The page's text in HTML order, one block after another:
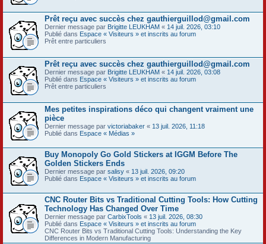
Prêt reçu avec succès chez gauthierguillod@gmail.com
Dernier message par Brigitte LEUKHAM « 14 juil. 2026, 03:10
Publié dans Espace « Visiteurs » et inscrits au forum
Prêt entre particuliers
Prêt reçu avec succès chez gauthierguillod@gmail.com
Dernier message par Brigitte LEUKHAM « 14 juil. 2026, 03:08
Publié dans Espace « Visiteurs » et inscrits au forum
Prêt entre particuliers
Mes petites inspirations déco qui changent vraiment une
pièce
Dernier message par victoriabaker « 13 juil. 2026, 11:18
Publié dans Espace « Médias »
Buy Monopoly Go Gold Stickers at IGGM Before The
Golden Stickers Ends
Dernier message par salisy « 13 juil. 2026, 09:20
Publié dans Espace « Visiteurs » et inscrits au forum
CNC Router Bits vs Traditional Cutting Tools: How Cutting
Technology Has Changed Over Time
Dernier message par CarbixTools « 13 juil. 2026, 08:30
Publié dans Espace « Visiteurs » et inscrits au forum
CNC Router Bits vs Traditional Cutting Tools: Understanding the Key
Differences in Modern Manufacturing